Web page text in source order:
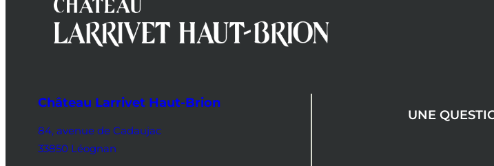
Château Larrivet Haut-Brion
84, avenue de Cadaujac
33850 Léognan
UNE